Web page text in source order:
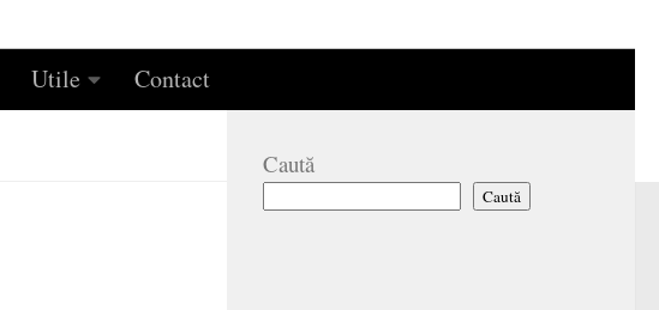
Utile Contact
Caută
Caută